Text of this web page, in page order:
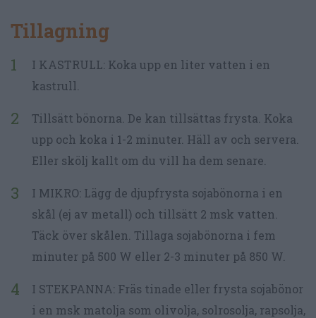
Tillagning
I KASTRULL: Koka upp en liter vatten i en
kastrull.
Tillsätt bönorna. De kan tillsättas frysta. Koka
upp och koka i 1-2 minuter. Häll av och servera.
Eller skölj kallt om du vill ha dem senare.
I MIKRO: Lägg de djupfrysta sojabönorna i en
skål (ej av metall) och tillsätt 2 msk vatten.
Täck över skålen. Tillaga sojabönorna i fem
minuter på 500 W eller 2-3 minuter på 850 W.
I STEKPANNA: Fräs tinade eller frysta sojabönor
i en msk matolja som olivolja, solrosolja, rapsolja,